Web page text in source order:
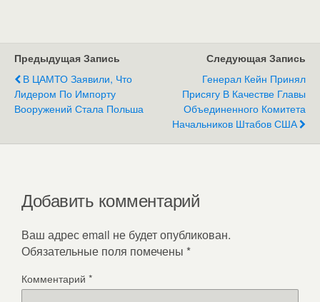
Предыдущая Запись
В ЦАМТО Заявили, Что
Лидером По Импорту
Вооружений Стала Польша
Следующая Запись
Генерал Кейн Принял
Присягу В Качестве Главы
Объединенного Комитета
Начальников Штабов США
Добавить комментарий
Ваш адрес email не будет опубликован.
Обязательные поля помечены *
Комментарий *